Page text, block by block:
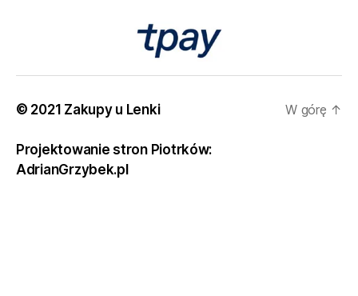
© 2021 Zakupy u Lenki
Projektowanie stron Piotrków:
AdrianGrzybek.pl
W górę ↑